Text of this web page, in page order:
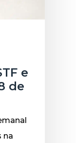
e
de
na